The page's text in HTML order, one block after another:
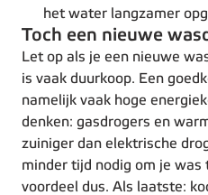
het water langzamer
Toch een nieuwe
Let op als je een nieuwe
is vaak duurkoop. Een
namelijk vaak hoge
denken: gasdrogers en
zuiniger dan elektrische
minder tijd nodig om je was
voordeel dus. Als laatste: